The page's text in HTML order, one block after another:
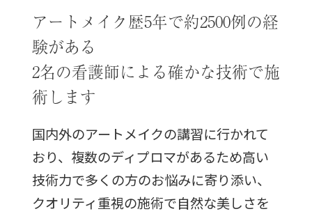
アートメイク歴5年で約2500例の経
験がある
2名の看護師による確かな技術で施
術します
国内外のアートメイクの講習に行かれて
おり、複数のディプロマがあるため高い
技術力で多くの方のお悩みに寄り添い、
クオリティ重視の施術で自然な美しさを